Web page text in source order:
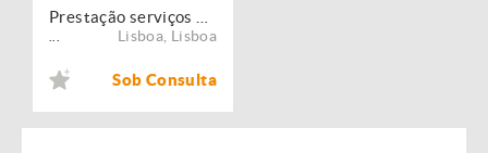
Lisboa Lisboa
Sob Consulta